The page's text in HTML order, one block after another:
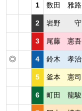
1 数田 雅路
2 岩野 守
3 尾藤 憲吾
◎ 4 鈴木 孝治
5 釜本 憲司
6 町田 龍駿